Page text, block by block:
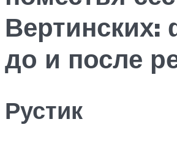
Вертинских:
до и после
Рустик